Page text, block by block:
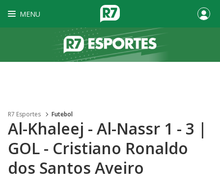
MENU
R7 Esportes Futebol
Al-Khaleej - Al-Nassr 1 - 3 |
GOL - Cristiano Ronaldo
dos Santos Aveiro